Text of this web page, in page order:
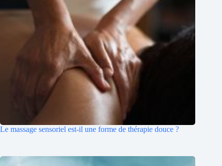
Le massage sensoriel est-il une forme de thérapie douce ?